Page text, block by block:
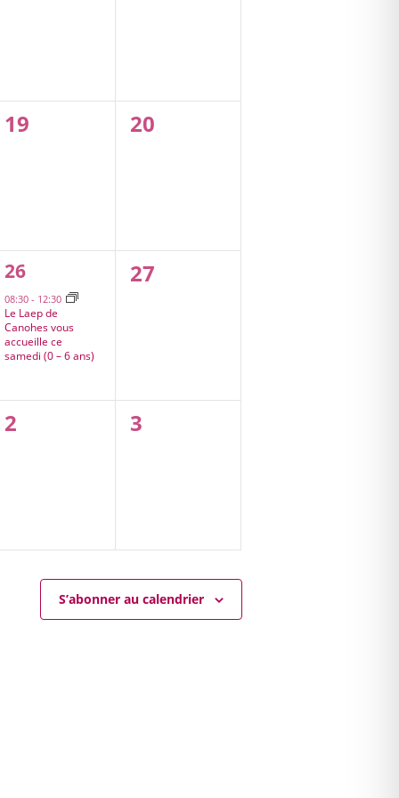
0
19
0
20
1
évènement,
26
08:30 - 12:30
Le Laep de
Canohes vous
accueille ce
samedi (0 – 6 ans)
0
27
0
2
0
3
S’abonner au calendrier